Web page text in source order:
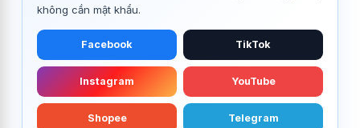
không cần mật khẩu.
Facebook TikTok
Instagram YouTube
Shopee Telegram